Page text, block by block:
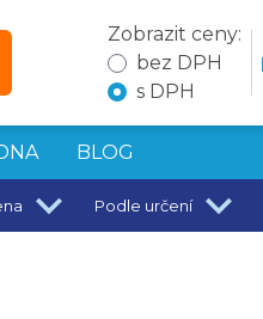
Zobrazit ceny:
bez DPH
s DPH
BLOG
Podle určení